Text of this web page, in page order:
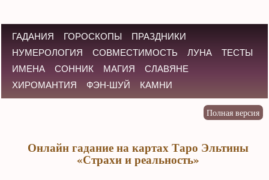
ГАДАНИЯ ГОРОСКОПЫ
ПРАЗДНИКИ
НУМЕРОЛОГИЯ
СОВМЕСТИМОСТЬ ЛУНА
ТЕСТЫ
ИМЕНА
СОННИК МАГИЯ
СЛАВЯНЕ
ХИРОМАНТИЯ
ФЭН-ШУЙ КАМНИ
Онлайн гадание на картах Таро Эльтины
«Страхи и реальность»